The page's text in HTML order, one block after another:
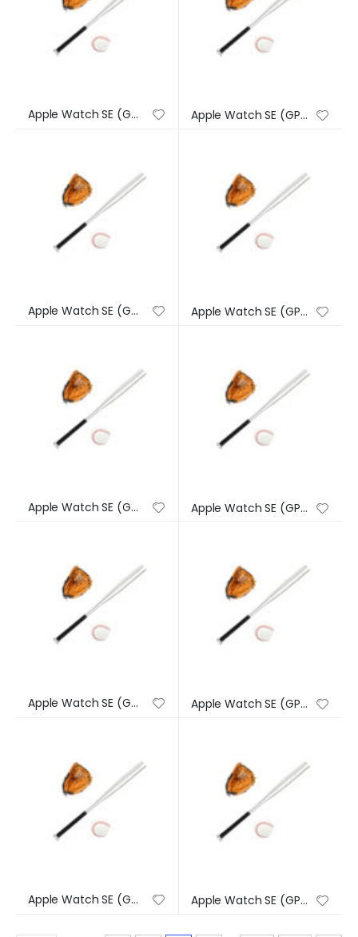
Apple Watch SE (GPS) – Caja de aluminio en plata de 44 mm – Correa deportiva en color abismo – Talla única Apple Watch SE (GPS) – Caja de aluminio en plata de 44 mm – Correa deportiva en color abismo – Talla única
Apple Watch SE (GPS) – Caja de aluminio en plata de 44 mm – Correa deportiva en color abismo – Talla única Apple Watch SE (GPS) – Caja de aluminio en plata de 44 mm – Correa deportiva en color abismo – Talla única
Apple Watch SE (GPS) – Caja de aluminio en plata de 44 mm – Correa deportiva en color abismo – Talla única Apple Watch SE (GPS) – Caja de aluminio en plata de 44 mm – Correa deportiva en color abismo – Talla única
Apple Watch SE (GPS) – Caja de aluminio en plata de 44 mm – Correa deportiva en color abismo – Talla única Apple Watch SE (GPS) – Caja de aluminio en plata de 44 mm – Correa deportiva en color abismo – Talla única
Apple Watch SE (GPS) – Caja de aluminio en plata de 44 mm – Correa deportiva en color abismo – Talla única Apple Watch SE (GPS) – Caja de aluminio en plata de 44 mm – Correa deportiva en color abismo – Talla única